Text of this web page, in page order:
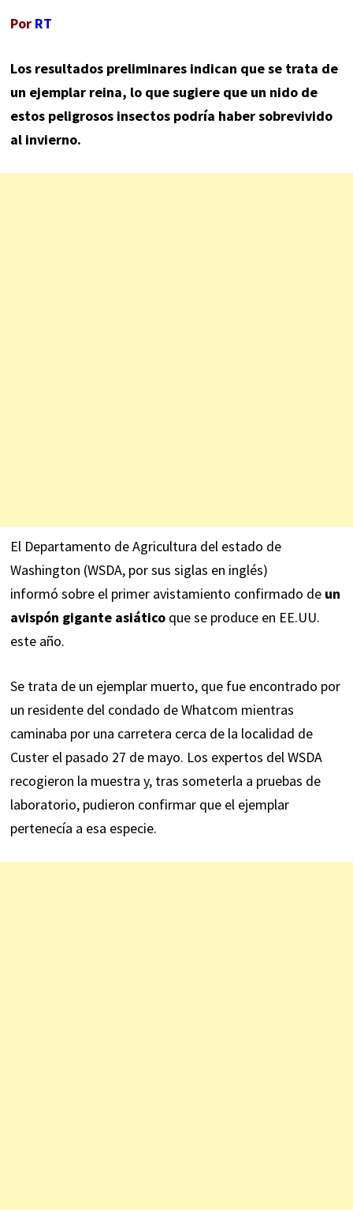
Por RT
Los resultados preliminares indican que se trata de
un ejemplar reina, lo que sugiere que un nido de
estos peligrosos insectos podría haber sobrevivido
al invierno.
El Departamento de Agricultura del estado de
Washington (WSDA, por sus siglas en inglés)
informó sobre el primer avistamiento confirmado de un
avispón gigante asiáticoque se produce en EE.UU.
este año.
Se trata de un ejemplar muerto, que fue encontrado por
un residente del condado de Whatcom mientras
caminaba por una carretera cerca de la localidad de
Custer el pasado 27 de mayo. Los expertos del WSDA
recogieron la muestra y, tras someterla a pruebas de
laboratorio, pudieron confirmar que el ejemplar
pertenecía a esa especie.